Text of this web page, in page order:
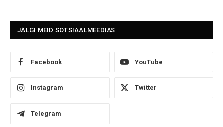
JÄLGI MEID SOTSIAALMEEDIAS
Facebook YouTube
Instagram Twitter
Telegram